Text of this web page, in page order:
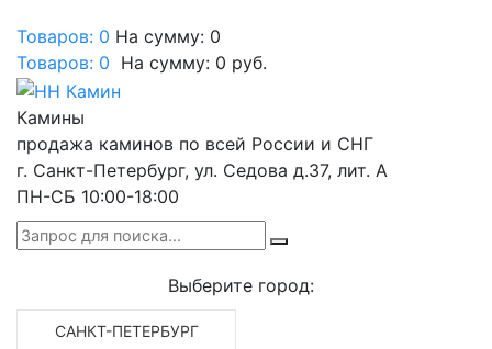
Товаров: 0 На сумму: 0
Товаров: 0 На сумму: 0 руб.
Камины
продажа каминов по всей России и СНГ
г. Санкт-Петербург, ул. Седова д.37, лит. А
ПН-СБ 10:00-18:00
Выберите город:
САНКТ-ПЕТЕРБУРГ